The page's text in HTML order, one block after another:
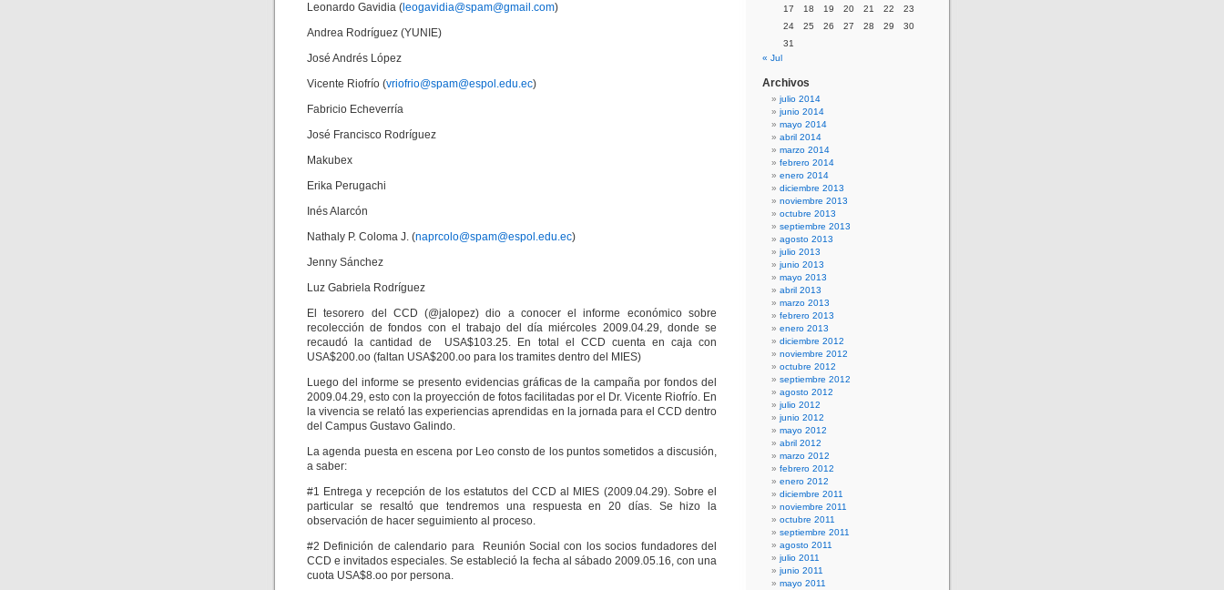
Leonardo Gavidia ( leogavidia@spam@gmail.com)
Andrea Rodríguez (YUNIE)
José Andrés López
Vicente Riofrío (vriofrio@spam@espol.edu.ec)
Fabricio Echeverría
José Francisco Rodríguez
Makubex
Erika Perugachi
Inés Alarcón
Nathaly P. Coloma J. (naprcolo@spam@espol.edu.ec)
Jenny Sánchez
Luz Gabriela Rodríguez
El tesorero del CCD (@jalopez) dio a conocer el informe económico sobre
recolección de fondos con el trabajo del día miércoles 2009.04.29, donde se
recaudó la cantidad de USA$103.25. En total el CCD cuenta en caja con
USA$200.oo (faltan USA$200.oo para los tramites dentro del MIES)
Luego del informe se presento evidencias gráficas de la campaña por fondos del
2009.04.29, esto con la proyección de fotos facilitadas por el Dr. Vicente Riofrío. En
la vivencia se relató las experiencias aprendidas en la jornada para el CCD dentro
del Campus Gustavo Galindo.
La agenda puesta en escena por Leo consto de los puntos sometidos a discusión,
a saber:
#1 Entrega y recepción de los estatutos del CCD al MIES (2009.04.29). Sobre el
particular se resaltó que tendremos una respuesta en 20 días. Se hizo la
observación de hacer seguimiento al proceso.
#2 Definición de calendario para Reunión Social con los socios fundadores del
CCD e invitados especiales. Se estableció la fecha al sábado 2009.05.16, con una
cuota USA$8.oo por persona.
17
18 19 20 21 22
23
24
25 26 27 28 29
30
31
« Jul
Archivos
julio 2014
junio 2014
mayo 2014
abril 2014
marzo 2014
febrero 2014
enero 2014
diciembre 2013
noviembre 2013
octubre 2013
septiembre 2013
agosto 2013
julio 2013
junio 2013
mayo 2013
abril 2013
marzo 2013
febrero 2013
enero 2013
diciembre 2012
noviembre 2012
octubre 2012
septiembre 2012
agosto 2012
julio 2012
junio 2012
mayo 2012
abril 2012
marzo 2012
febrero 2012
enero 2012
diciembre 2011
noviembre 2011
octubre 2011
septiembre 2011
agosto 2011
julio 2011
junio 2011
mayo 2011